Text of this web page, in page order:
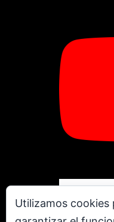
Utilizamos cookies